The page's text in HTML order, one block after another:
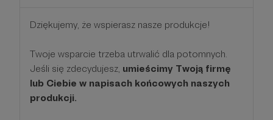
Dziękujemy, że wspierasz nasze produkcje!
Twoje wsparcie trzeba utrwalić dla potomnych.
Jeśli się zdecydujesz, umieścimy Twoją firmę
lub Ciebie w napisach końcowych naszych
produkcji.